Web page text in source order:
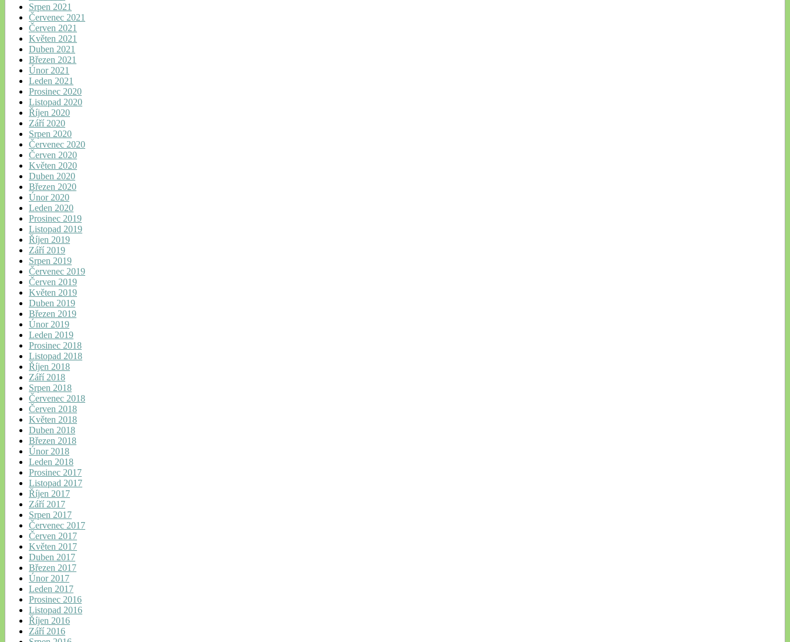
Srpen 2021
Červenec 2021
Červen 2021
Květen 2021
Duben 2021
Březen 2021
Únor 2021
Leden 2021
Prosinec 2020
Listopad 2020
Říjen 2020
Září 2020
Srpen 2020
Červenec 2020
Červen 2020
Květen 2020
Duben 2020
Březen 2020
Únor 2020
Leden 2020
Prosinec 2019
Listopad 2019
Říjen 2019
Září 2019
Srpen 2019
Červenec 2019
Červen 2019
Květen 2019
Duben 2019
Březen 2019
Únor 2019
Leden 2019
Prosinec 2018
Listopad 2018
Říjen 2018
Září 2018
Srpen 2018
Červenec 2018
Červen 2018
Květen 2018
Duben 2018
Březen 2018
Únor 2018
Leden 2018
Prosinec 2017
Listopad 2017
Říjen 2017
Září 2017
Srpen 2017
Červenec 2017
Červen 2017
Květen 2017
Duben 2017
Březen 2017
Únor 2017
Leden 2017
Prosinec 2016
Listopad 2016
Říjen 2016
Září 2016